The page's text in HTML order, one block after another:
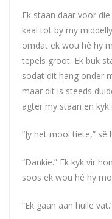
Ek staan daar voor
kaal tot by my
omdat ek wou hê hy
tepels groot. Ek buk
sodat dit hang onder
maar dit is steeds
agter my staan en kyk
“Jy het mooi tiete,” sê
“Dankie.” Ek kyk vir
soos ek wou hê hy
“Ek gaan aan hulle